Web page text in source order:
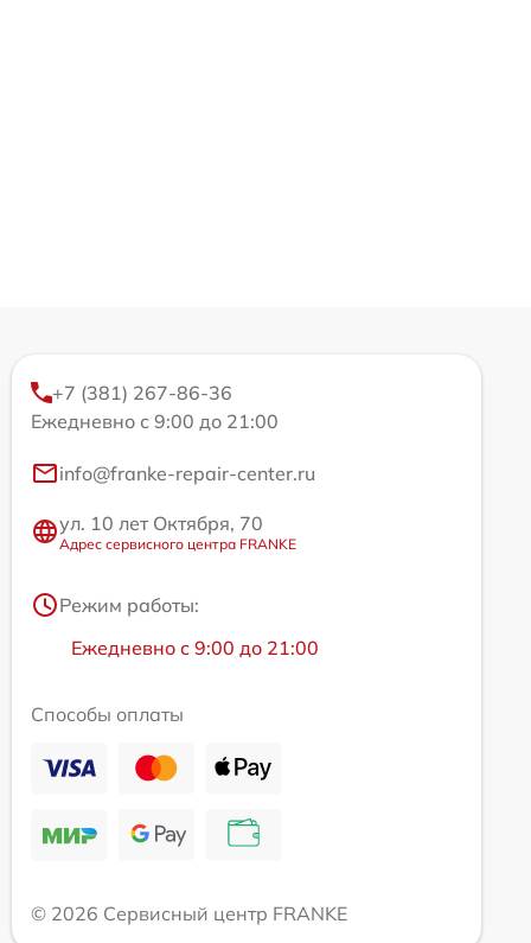
+7 (381) 267-86-36
Ежедневно с 9:00 до 21:00
info@franke-repair-center.ru
ул. 10 лет Октября, 70
Адрес сервисного центра FRANKE
Режим работы:
Ежедневно с 9:00 до 21:00
Способы оплаты
© 2026 Сервисный центр FRANKE